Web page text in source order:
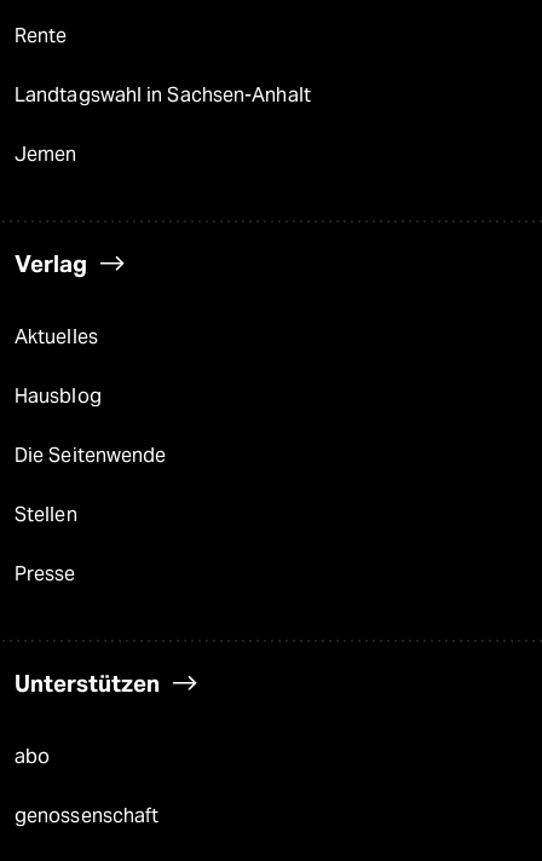
Rente
Landtagswahl in Sachsen-Anhalt
Jemen
Verlag
Aktuelles
Hausblog
Die Seitenwende
Stellen
Presse
Unterstützen
abo
genossenschaft